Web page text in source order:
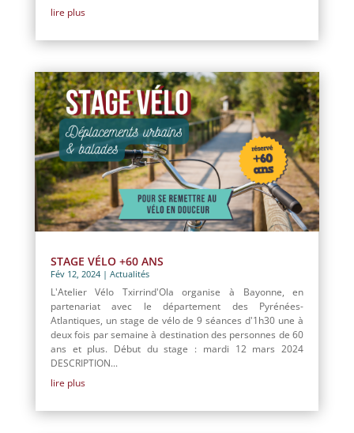
lire plus
STAGE VÉLO +60 ANS
Fév 12, 2024| Actualités
L'Atelier Vélo Txirrind'Ola organise à Bayonne, en
partenariat avec le département des Pyrénées-
Atlantiques, un stage de vélo de 9 séances d'1h30 une à
deux fois par semaine à destination des personnes de 60
ans et plus. Début du stage : mardi 12 mars 2024
DESCRIPTION...
lire plus